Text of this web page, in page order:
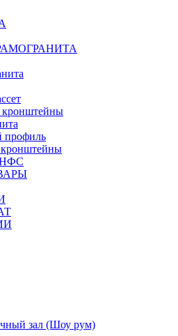
кронштейны
профиль
НФС
зал (Шоу рум)